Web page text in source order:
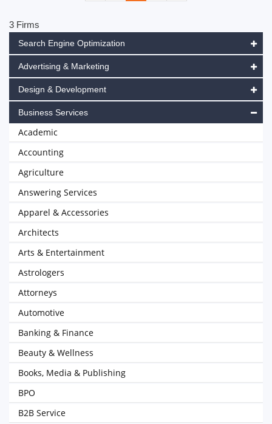
3 Firms
Search Engine Optimization
Advertising & Marketing
Design & Development
Business Services
Academic
Accounting
Agriculture
Answering Services
Apparel & Accessories
Architects
Arts & Entertainment
Astrologers
Attorneys
Automotive
Banking & Finance
Beauty & Wellness
Books, Media & Publishing
BPO
B2B Service